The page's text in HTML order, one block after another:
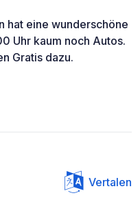
hat eine wunderschöne
Uhr kaum noch Autos.
Gratis dazu.
Vertalen